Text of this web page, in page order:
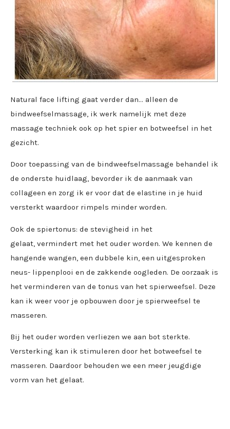
Natural face lifting gaat verder dan… alleen de
bindweefselmassage, ik werk namelijk met deze
massage techniek ook op het spier en botweefsel in het
gezicht.
Door toepassing van de bindweefselmassage behandel ik
de onderste huidlaag, bevorder ik de aanmaak van
collageen en zorg ik er voor dat de elastine in je huid
versterkt waardoor rimpels minder worden.
Ook de spiertonus: de stevigheid in het
gelaat, vermindert met het ouder worden. We kennen de
hangende wangen, een dubbele kin, een uitgesproken
neus- lippenplooi en de zakkende oogleden. De oorzaak is
het verminderen van de tonus van het spierweefsel. Deze
kan ik weer voor je opbouwen door je spierweefsel te
masseren.
Bij het ouder worden verliezen we aan bot sterkte.
Versterking kan ik stimuleren door het botweefsel te
masseren. Daardoor behouden we een meer jeugdige
vorm van het gelaat.